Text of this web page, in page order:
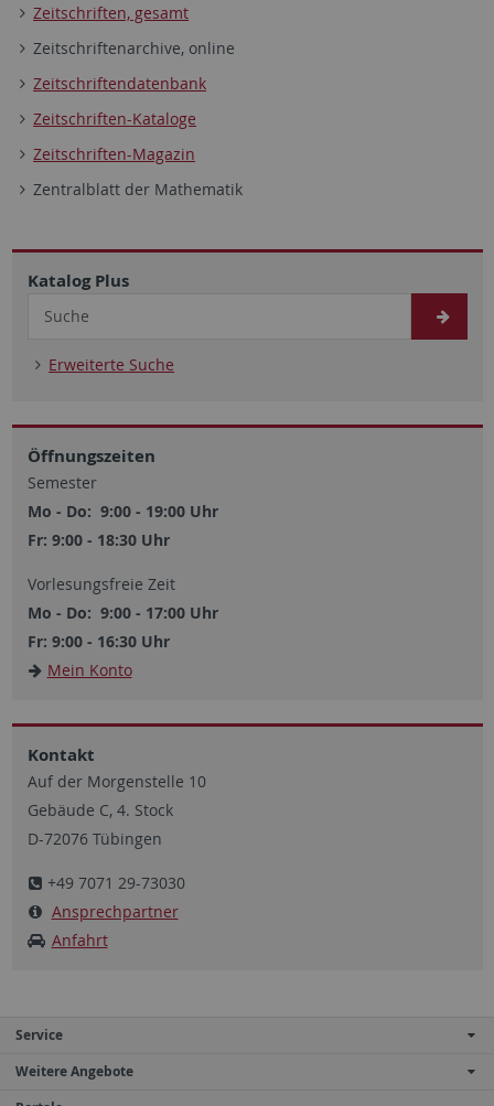
Zeitschriften, gesamt
Zeitschriftenarchive, online
Zeitschriftendatenbank
Zeitschriften-Kataloge
Zeitschriften-Magazin
Zentralblatt der Mathematik
Katalog Plus
Erweiterte Suche
Öffnungszeiten
Semester
Mo - Do: 9:00 - 19:00 Uhr
Fr: 9:00 - 18:30 Uhr
Vorlesungsfreie Zeit
Mo - Do: 9:00 - 17:00 Uhr
Fr: 9:00 - 16:30 Uhr
Mein Konto
Kontakt
Auf der Morgenstelle 10
Gebäude C, 4. Stock
D-72076 Tübingen
+49 7071 29-73030
Ansprechpartner
Anfahrt
Service
Weitere Angebote